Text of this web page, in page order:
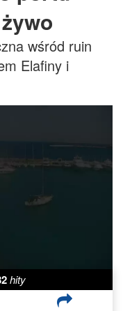
wśród ruin
Elafiny i
hity